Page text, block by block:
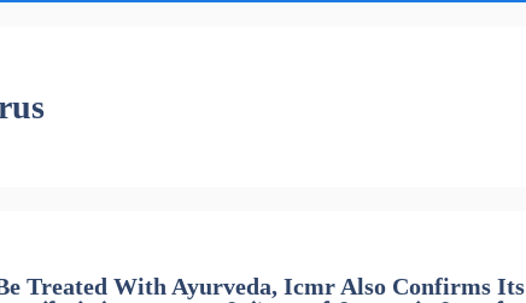
Treated With Ayurveda, Icmr Also Confirms Its